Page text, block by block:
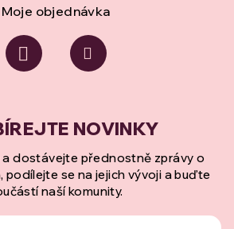
ý
u
Moje objednávka
dostávejte přednostně zprávy o
podílejte se na jejich vývoji a buďte
naší komunity.